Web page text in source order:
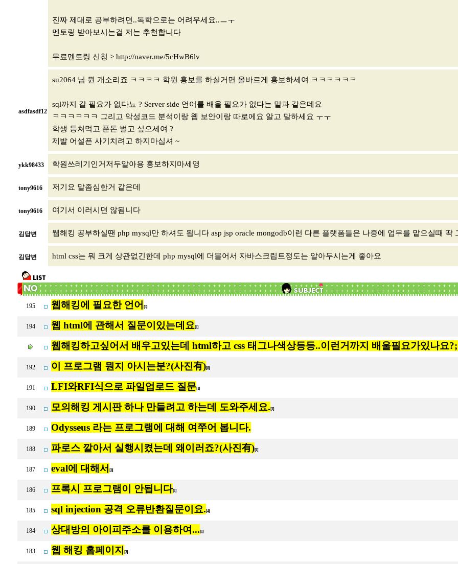
진짜 제대로 공부하려면..독학으로는 어려우세요..ㅡㅜ
멘토링 받아보시는걸 저는 추천합니다
무료멘토링 신청 > http://naver.me/5cHwB6lv
asdfasdf12
su2064 님 뭔 개소리죠 ㅋㅋㅋㅋ 학원 홍보를 하실거면 올바르게 홍보하세여 ㅋㅋㅋㅋㅋㅋ
sql까지 갈 필요가 없다뇨 ? Server side 언어를 배울 필요가 없다는 말과 같은데요
ㅋㅋㅋㅋㅋㅋ 그리고 악성코드 분석이랑 웹 보안이랑 따로에요 알고 말하세요 ㅜㅜ
학생 등쳐먹고 푼돈 벌고 싶으세여 ?
제발 어설픈 사기치려고 하지마십셔 ~
ykk98433 학원쓰레기인거저두알아용 홍보하지마세영
tony9616 저기요 말좀심한거 같은데
tony9616 여기서 이러시면 않됨니다
김답변 웹해킹 공부하실땐 php mysql만 하셔도 됩니다 asp jsp oracle mongodb이런 다른 플랫폼들은 나중에 업무를 맡으실때
김답변 html css는 뭐 크게 상관없긴한데 php mysql에 더불어서 자바스크립트정도는 알아두시는게 좋아요
195 웹해킹에 필요한 언어 [3]
194 웹 html에 관해서 질문이있는데요 [1]
웹해킹하고싶어서 배우고있는데 html하고 css 태그나색상등등..이런거까지 배울필요가있나요
192 이 프로그램 뭔지 아시는분?(사진有)[8]
191 LFI와RFI식으로 파일업로드 질문[1]
190 모의해킹 게시판 하나 만들려고 하는데 도와주세요. [1]
189 Odysseus 라는 프로그램에 대해 여쭈어 봅니다.
188 파로스 깔아서 실행시켰는데 왜이러죠?(사진有)[1]
187 eval에 대해서 [3]
186 프록시 프로그램이 안됩니다[1]
185 sql injection 공격 오류반환질문이요. [4]
184 상대방의 아이피주소를 이용하여... [1]
183 웹 해킹 홈페이지 [3]